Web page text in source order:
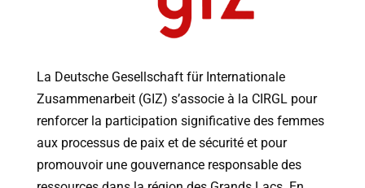
La Deutsche Gesellschaft für Internationale
Zusammenarbeit (GIZ) s’associe à la CIRGL pour
renforcer la participation significative des femmes
aux processusde paix et de sécurité et pour
promouvoir une gouvernance responsabledes